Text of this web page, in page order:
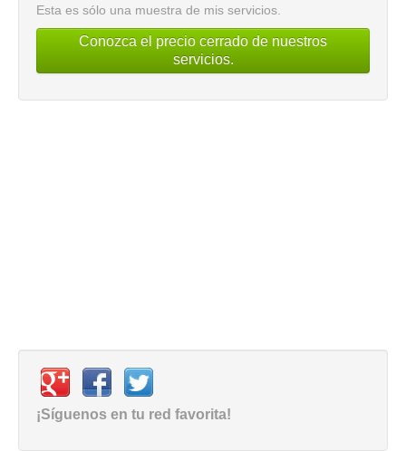
Esta es sólo una muestra de mis servicios.
Conozca el precio cerrado de nuestros
servicios.
¡Síguenos en tu red favorita!